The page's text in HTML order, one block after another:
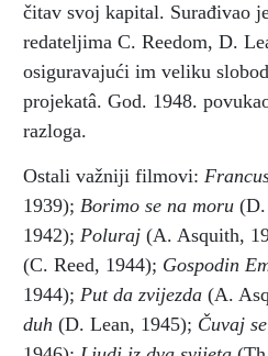
čitav svoj kapital. Surađivao
redateljima C. Reedom, D.
osiguravajući im veliku
projekatâ. God. 1948.
razloga.
Ostali važniji filmovi:
1939); Borimo se na moru
1942); Poluraj (A. Asquith,
(C. Reed, 1944); Gospodin
1944); Put da zvijezda (A.
duh (D. Lean, 1945); Čuvaj